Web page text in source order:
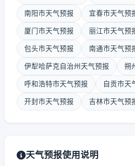
南阳市天气预报 宜春市天气预
厦门市天气预报 丽江市天气预
包头市天气预报 南通市天气预
伊犁哈萨克自治州天气预报 朔
呼和浩特市天气预报 自贡市天
开封市天气预报 吉林市天气预
天气预报使用说明